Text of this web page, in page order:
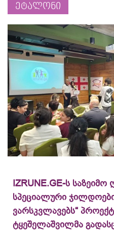
ეტალონი
IZRUNE.GE-ს საზეიმო
სპეციალური
ვარსკვლავებს“
ტყეშელაშვილმა